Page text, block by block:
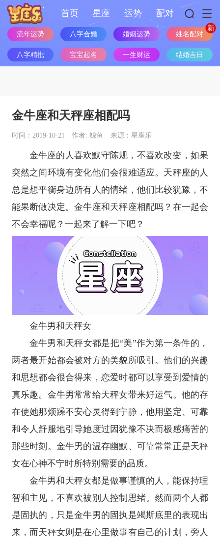
首页 星座 运势 配对
流年运势 八字合婚 婚姻运势 姓名配对
八字精批 宝宝起名 一生财运 结婚吉日
金牛座和天秤座相配吗
时间：2019-10-21 作者: 鲸鱼 来源：星座乐
金牛座的人喜欢默守陈规，不喜欢改变，如果
突然之间环境有变化他们会很难适应。 天秤座的人
总是想平衡身边所有人的情绪，他们比较犹豫，不
能果断做决定。金牛座和天秤座相配吗？在一起会
不会幸福呢？一起来了解一下吧？
金牛男和天秤女
金牛男和天秤女都是把“美”作为第一条件的，
两者最开始都会被对方的美貌所吸引。他们的兴趣
和思想都会很合得来，恋爱时都可以享受到爱情的
真乐趣。金牛男常常给天秤女带来好运气。他的存
在使她那烦躁不安心灵得到宁静，他用坚定、可靠
和令人舒服地引导她度过因犹豫不决而极感痛苦的
那些时刻。金牛男的温存幽默、可靠常常正是天秤
女在心神不宁时所特别需要的品质。
金牛男和天秤女都是做事谨慎的人，能保持理
智和主见，不喜欢被别人控制思绪。然而两个人都
是固执的，只是金牛男的固执是竭斯底里的表现出
来，而天秤女则是在心里做事有自己的计划，旁人